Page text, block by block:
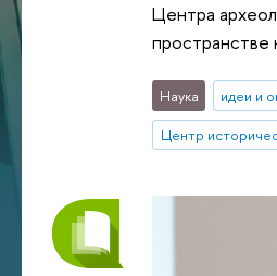
Центра
пространстве
Наука идеи и
Центр